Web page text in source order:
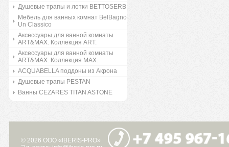
Душевые трапы и лотки BETTOSERB
Мебель для ванных комнат BelBagno
Un Classico
Аксессуары для ванной комнаты
ART&MAX. Коллекция ART.
Аксессуары для ванной комнаты
ART&MAX. Коллекция MAX.
ACQUABELLA поддоны из Акрона
Душевые трапы PESTAN
Ванны CEZARES TITAN ASTONE
© 2026 ООО «IBERIS-PRO»